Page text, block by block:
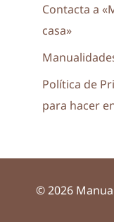
Contacta a
casa»
Política de
para hacer
© 2026